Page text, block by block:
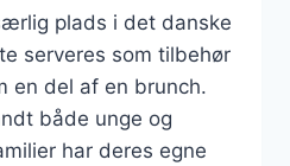
plads i det danske
serveres som tilbehør
en del af en brunch.
både unge og
har deres egne